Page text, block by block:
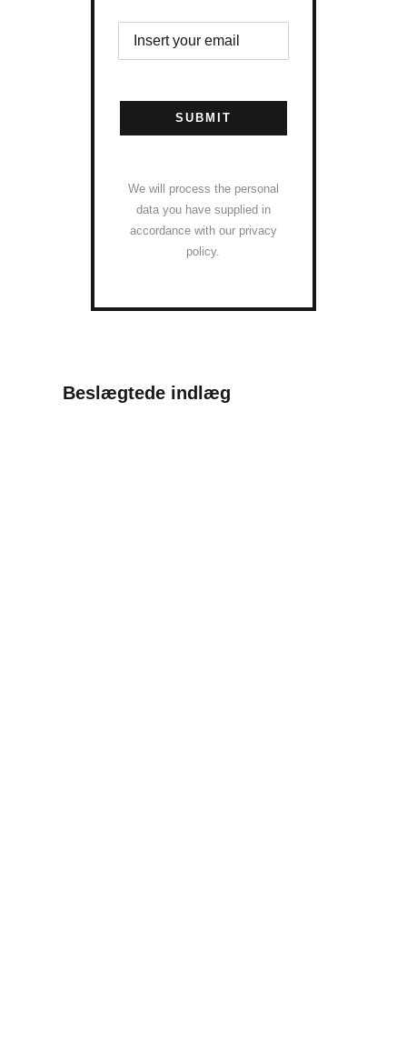
SUBMIT
We will process the personal
data you have supplied in
accordance with our privacy
policy.
Beslægtede indlæg